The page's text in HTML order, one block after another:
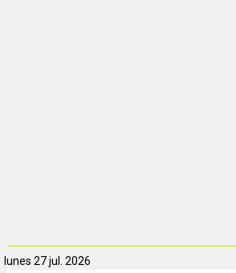
lunes 27 jul. 2026